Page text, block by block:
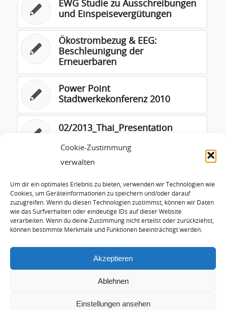
Cookie-Zustimmung
verwalten
Um dir ein optimales Erlebnis zu bieten, verwenden wir Technologien wie
Cookies, um Geräteinformationen zu speichern und/oder darauf
zuzugreifen. Wenn du diesen Technologien zustimmst, können wir Daten
wie das Surfverhalten oder eindeutige IDs auf dieser Website
verarbeiten. Wenn du deine Zustimmung nicht erteilst oder zurückziehst,
können bestimmte Merkmale und Funktionen beeinträchtigt werden.
Akzeptieren
Ablehnen
Einstellungen ansehen
EWG Studie zu Ausschreibungen
und Einspeisevergütungen
Ökostrombezug & EEG:
Beschleunigung der
Erneuerbaren
Power Point
Stadtwerkekonferenz 2010
02/2013_Thai_Presentation
Das Energiekonzept der
Bundesregierung im Vergleich
(EWI)